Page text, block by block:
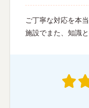
ご丁寧な対応を本
施設でまた、知識